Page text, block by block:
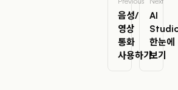
음성/
영상
통화
사용하기
AI
한눈에
보기